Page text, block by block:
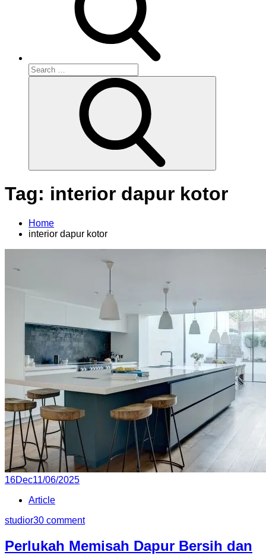
Search
for:
Tag: interior dapur kotor
Home
interior dapur kotor
Posted
16Dec11/06/2025
Article
studior30 comment
Perlukah Memisah Dapur Bersih dan